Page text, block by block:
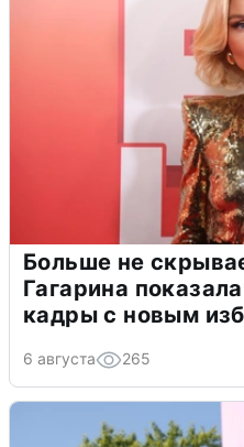
Больше не
Гагарина
кадры с новым
6 августа 265